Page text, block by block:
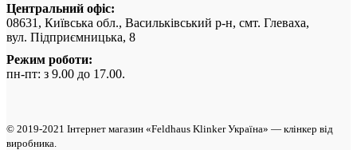
Центральний офіс:
08631, Київська обл., Васильківський р-н, смт. Глеваха,
вул. Підприємницька, 8
Режим роботи:
пн-пт: з 9.00 до 17.00.
© 2019-2021 Інтернет магазин «Feldhaus Klinker Україна» — клінкер від
виробникa.